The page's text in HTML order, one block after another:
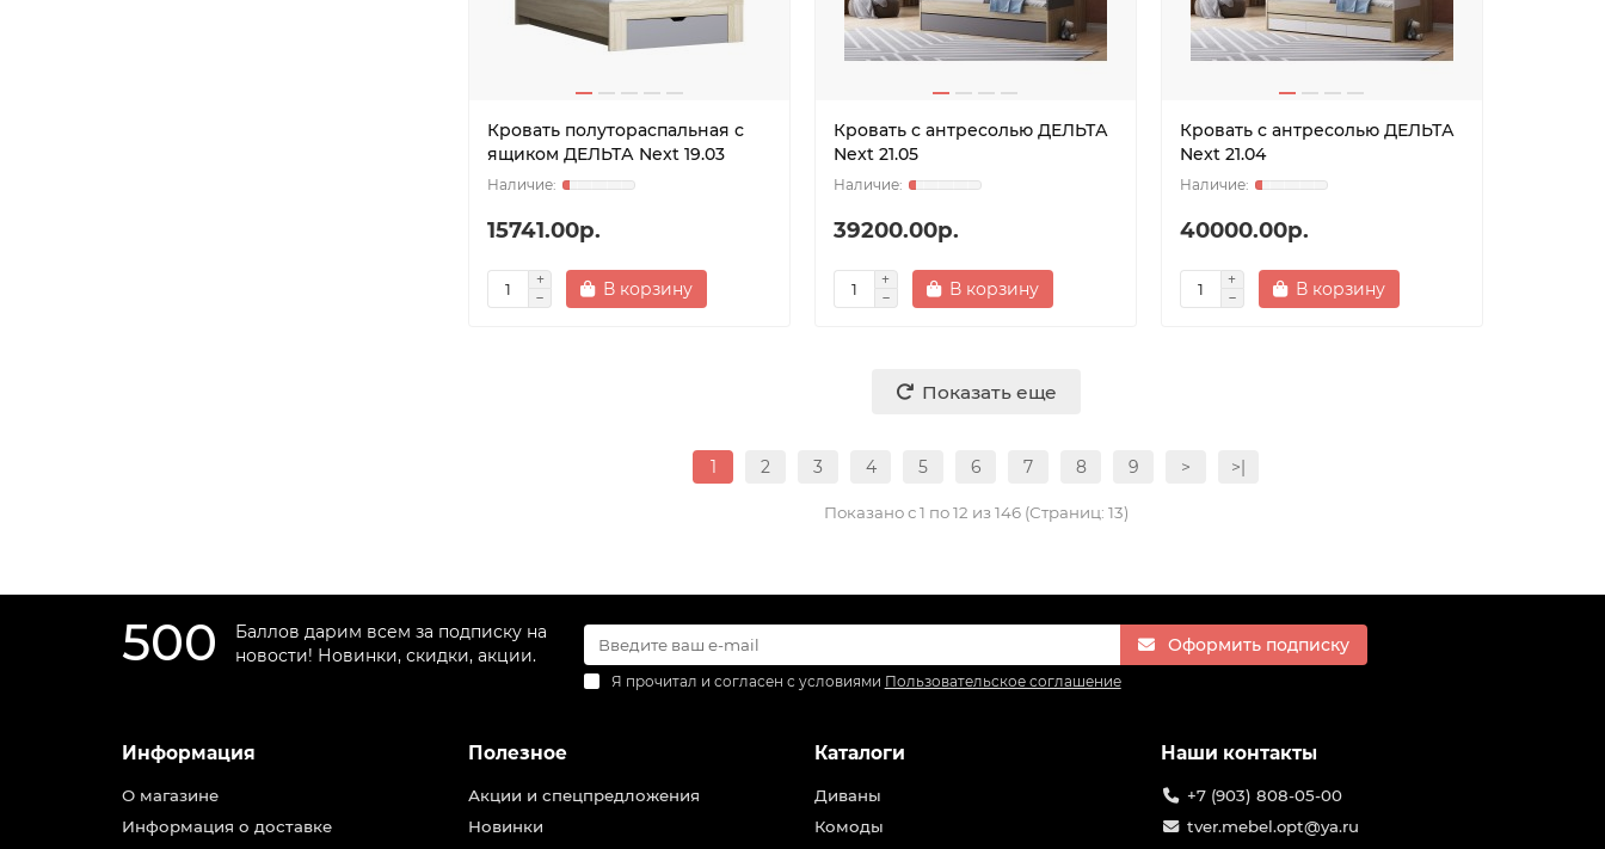
Кровать полутораспальная с
ящиком ДЕЛЬТА Next 19.03
15741.00р.
В корзину
Кровать с антресолью ДЕЛЬТА
Next 21.05
39200.00р.
В корзину
Кровать с антресолью ДЕЛЬТА
Next 21.04
40000.00р.
В корзину
Показать еще
1 2 3 4 5 6 7 8 9 > >|
Показано с 1 по 12 из 146 (Страниц: 13)
500
Баллов дарим всем за подписку на
новости! Новинки, скидки, акции.
Оформить подписку
Я прочитал и согласен с условиями Пользовательское соглашение
Информация
О магазине
Информация о доставке
Полезное
Акции и спецпредложения
Новинки
Каталоги
Диваны
Комоды
Наши контакты
+7 (903) 808-05-00
tver.mebel.opt@ya.ru